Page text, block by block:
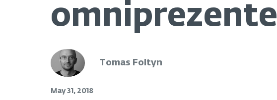
omniprezente
Tomas Foltyn
May 31, 2018